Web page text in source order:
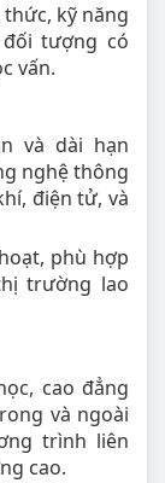
kỹ năng
tượng có
vấn.
và dài hạn
nghệ thông
điện tử, và
phù hợp
trường lao
cao đẳng
và ngoài
trình liên
cao.